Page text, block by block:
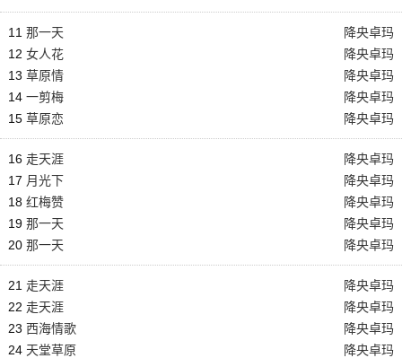
11 那一天
降央卓玛
12 女人花
降央卓玛
13 草原情
降央卓玛
14 一剪梅
降央卓玛
15 草原恋 降央卓玛
16 走天涯
降央卓玛
17 月光下
降央卓玛
18 红梅赞
降央卓玛
19 那一天
降央卓玛
20 那一天 降央卓玛
21 走天涯
降央卓玛
22 走天涯
降央卓玛
23 西海情歌
降央卓玛
24 天堂草原
降央卓玛